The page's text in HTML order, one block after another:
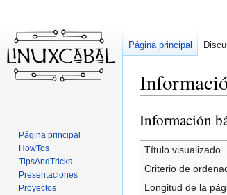
Ir
a
la
navegación
Ir
a
la
búsqueda
Información
Título visualizado
Criterio de
Longitud de la
Página principal
Página principal
HowTos
TipsAndTricks
Presentaciones
Proyectos